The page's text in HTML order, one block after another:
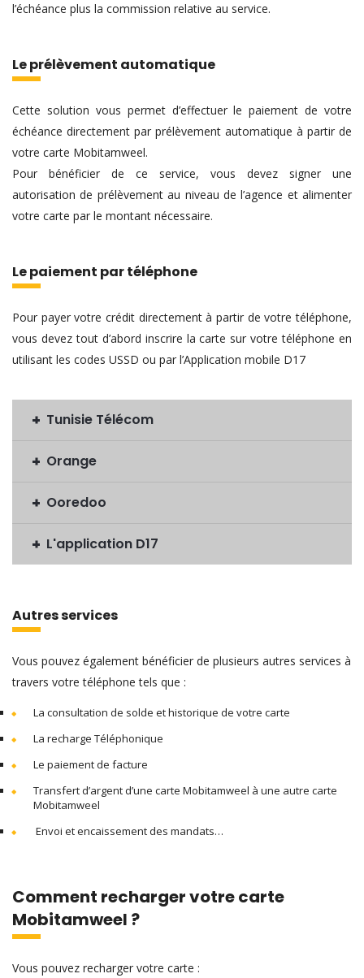
l’échéance plus la commission relative au service.
Le prélèvement automatique
Cette solution vous permet d’effectuer le paiement de votre
échéance directement par prélèvement automatique à partir de
votre carte Mobitamweel.
Pour bénéficier de ce service, vous devez signer une
autorisation de prélèvement au niveau de l’agence et alimenter
votre carte par le montant nécessaire.
Le paiement par téléphone
Pour payer votre crédit directement à partir de votre téléphone,
vous devez tout d’abord inscrire la carte sur votre téléphone en
utilisant les codes USSD ou par l’Application mobile D17
Tunisie Télécom
Orange
Ooredoo
L'application D17
Autres services
Vous pouvez également bénéficier de plusieurs autres services à
travers votre téléphone tels que :
La consultation de solde et historique de votre carte
La recharge Téléphonique
Le paiement de facture
Transfert d’argent d’une carte Mobitamweel à une autre carte
Mobitamweel
Envoi et encaissement des mandats…
Comment recharger votre carte
Mobitamweel ?
Vous pouvez recharger votre carte :